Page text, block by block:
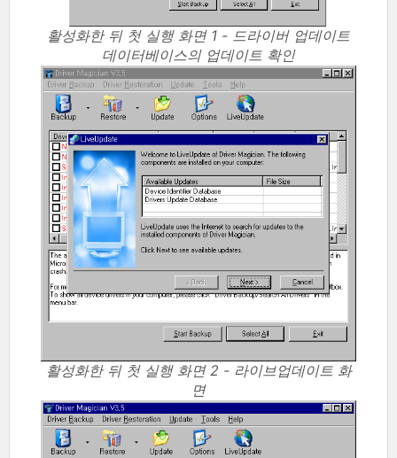
활성화한 뒤 첫 실행 화면 1 - 드라이버 업데이트
데이터베이스의 업데이트 확인
활성화한 뒤 첫 실행 화면 2 - 라이브업데이트 화
면